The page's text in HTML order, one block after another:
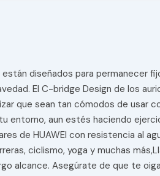
diseñados para permanecer
El C-bridge Design de los
que sean tan cómodos de usar
aun estés haciendo
de HUAWEI con resistencia al
ciclismo, yoga y muchas
alcance. Asegúrate de que te